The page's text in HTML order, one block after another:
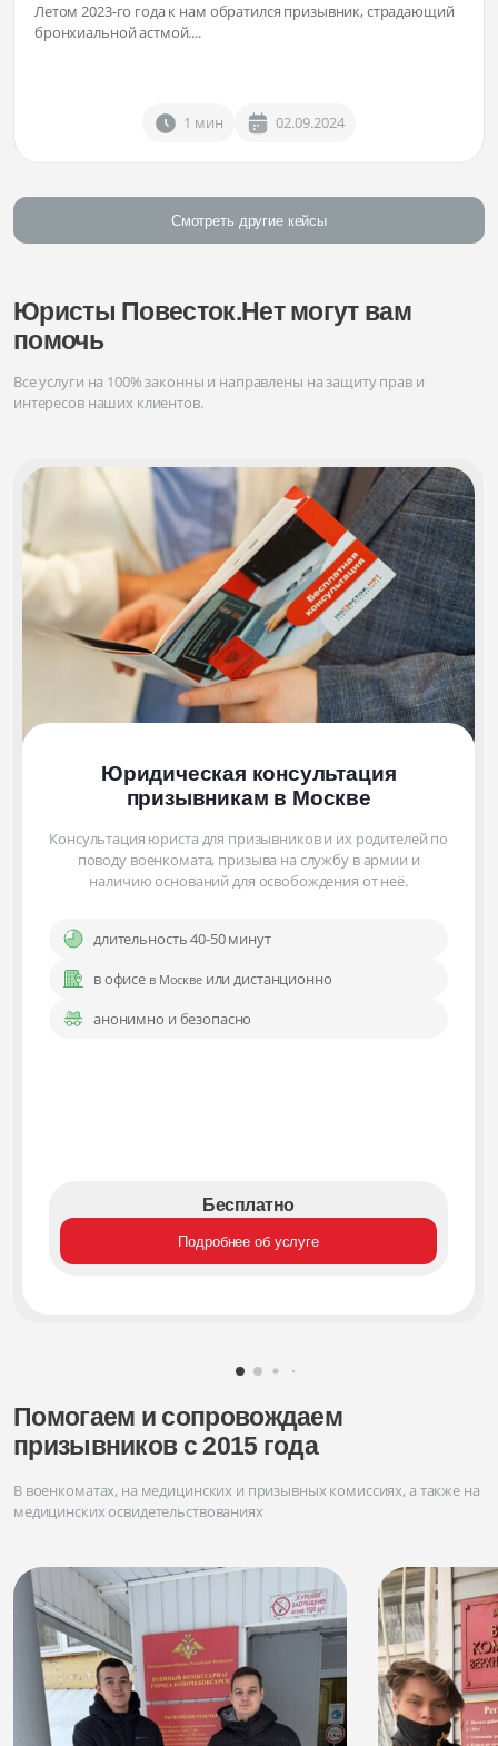
Летом 2023-го года к нам обратился призывник, страдающий
бронхиальной астмой....
1 мин 02.09.2024
Смотреть другие кейсы
Юристы Повесток.Нет могут вам
помочь
Все услуги на 100% законны и направлены на защиту прав и
интересов наших клиентов.
Юридическая консультация
призывникам в Москве
Консультация юриста для призывников и их родителей по
поводу военкомата, призыва на службу в армии и
наличию оснований для освобождения от неё.
длительность 40-50 минут
в офисе в Москвеили дистанционно
анонимно и безопасно
Бесплатно
Подробнее об услуге
Помогаем и сопровождаем
призывников с 2015 года
В военкоматах, на медицинских и призывных комиссиях, а также на
медицинских освидетельствованиях